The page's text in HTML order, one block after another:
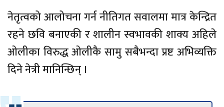
नेतृत्वको आलोचना गर्न नीतिगत सवालमा मात्र केन्द्रित
रहने छवि बनाएकी र शालीन स्वभावकी शाक्य अहिले
ओलीका विरुद्ध ओलीकै सामु सबैभन्दा प्रष्ट अभिव्यक्ति
दिने नेत्री मानिन्छिन् ।